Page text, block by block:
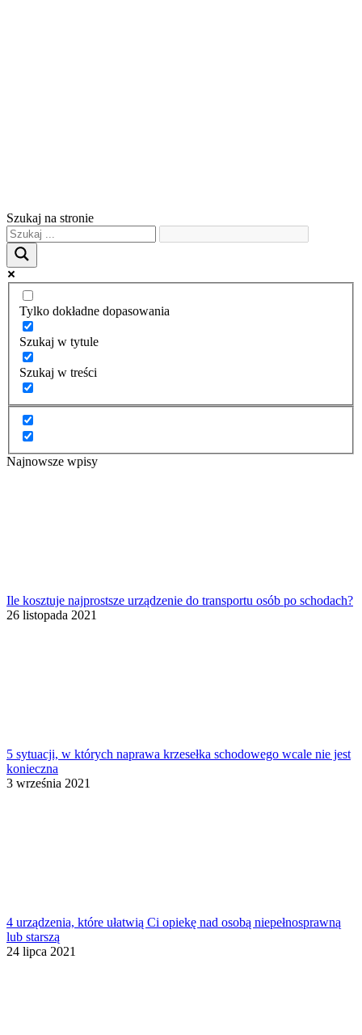
Szukaj na stronie
Tylko dokładne dopasowania
Szukaj w tytule
Szukaj w treści
Najnowsze wpisy
Ile kosztuje najprostsze urządzenie do transportu osób po schodach?
26 listopada 2021
5 sytuacji, w których naprawa krzesełka schodowego wcale nie jest
konieczna
3 września 2021
4 urządzenia, które ułatwią Ci opiekę nad osobą niepełnosprawną
lub starszą
24 lipca 2021